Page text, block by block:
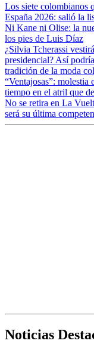
Los siete colombianos
España 2026: salió la
Ni Kane ni Olise: la
los pies de Luis Díaz
¿Silvia Tcherassi
presidencial? Así
tradición de la moda
“Ventajosas”: molestia
tiempo en el atril que
No se retira en La
será su última
Noticias